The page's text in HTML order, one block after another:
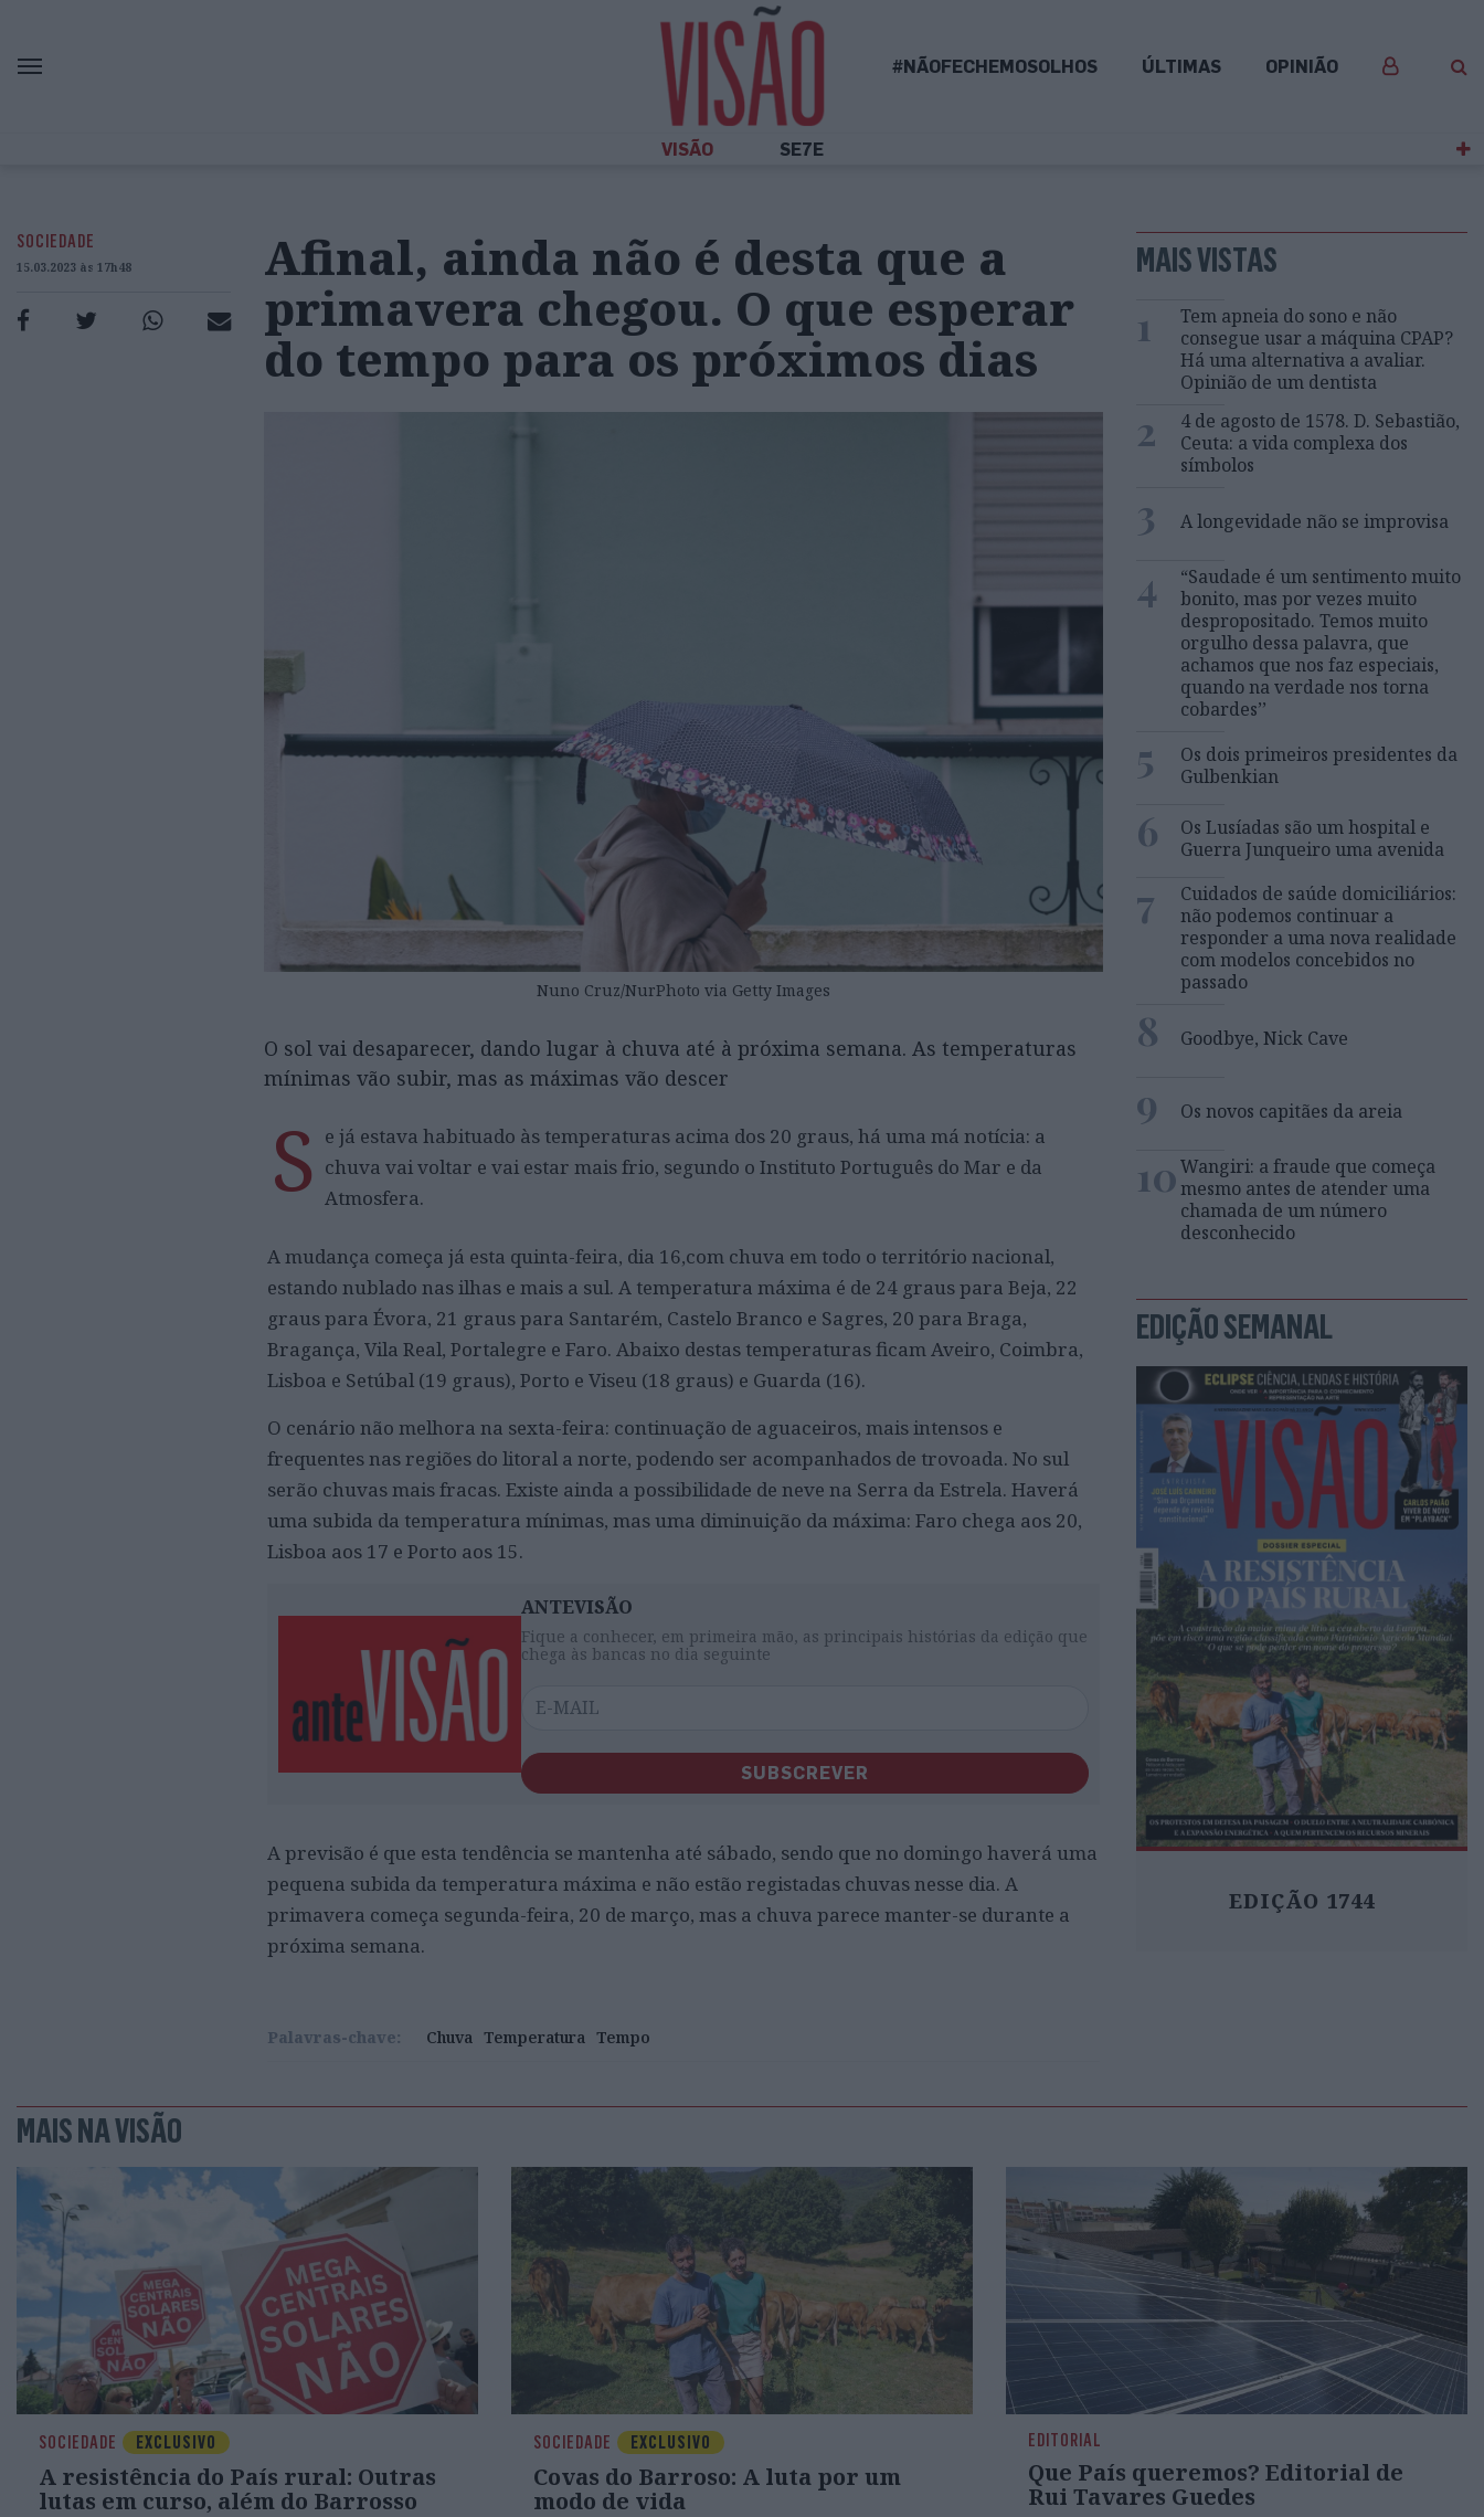
#NÃOFECHEMOSOLHOS ÚLTIMAS OPINIÃO
VISÃO SE7E
SOCIEDADE
15.03.2023 às 17h48
Afinal, ainda não é desta que a
primavera chegou. O que esperar
do tempo para os próximos dias
Nuno Cruz/NurPhoto via Getty Images
O sol vai desaparecer, dando lugar à chuva até à próxima semana. As temperaturas
mínimas vão subir, mas as máximas vão descer
S e já estava habituado às temperaturas acima dos 20 graus, há uma má notícia: a
chuva vai voltar e vai estar mais frio, segundo o Instituto Português do Mar e da
Atmosfera.
A mudança começa já esta quinta-feira, dia 16,com chuva em todo o território nacional,
estando nublado nas ilhas e mais a sul. A temperatura máxima é de 24 graus para Beja, 22
graus para Évora, 21 graus para Santarém, Castelo Branco e Sagres, 20 para Braga,
Bragança, Vila Real, Portalegre e Faro. Abaixo destas temperaturas ficam Aveiro, Coimbra,
Lisboa e Setúbal (19 graus), Porto e Viseu (18 graus) e Guarda (16).
O cenário não melhora na sexta-feira: continuação de aguaceiros, mais intensos e
frequentes nas regiões do litoral a norte, podendo ser acompanhados de trovoada. No sul
serão chuvas mais fracas. Existe ainda a possibilidade de neve na Serra da Estrela. Haverá
uma subida da temperatura mínimas, mas uma diminuição da máxima: Faro chega aos 20,
Lisboa aos 17 e Porto aos 15.
ANTEVISÃO
Fique a conhecer, em primeira mão, as principais histórias da edição que
chega às bancas no dia seguinte
SUBSCREVER
A previsão é que esta tendência se mantenha até sábado, sendo que no domingo haverá uma
pequena subida da temperatura máxima e não estão registadas chuvas nesse dia. A
primavera começa segunda-feira, 20 de março, mas a chuva parece manter-se durante a
próxima semana.
Palavras-chave: Chuva Temperatura Tempo
MAIS VISTAS
1
Tem apneia do sono e não
consegue usar a máquina CPAP?
Há uma alternativa a avaliar.
Opinião de um dentista
2
4 de agosto de 1578. D. Sebastião,
Ceuta: a vida complexa dos
símbolos
3 A longevidade não se improvisa
4
“Saudade é um sentimento muito
bonito, mas por vezes muito
despropositado. Temos muito
orgulho dessa palavra, que
achamos que nos faz especiais,
quando na verdade nos torna
cobardes’’
5
Os dois primeiros presidentes da
Gulbenkian
6
Os Lusíadas são um hospital e
Guerra Junqueiro uma avenida
7
Cuidados de saúde domiciliários:
não podemos continuar a
responder a uma nova realidade
com modelos concebidos no
passado
8 Goodbye, Nick Cave
9 Os novos capitães da areia
10Wangiri: a fraude que começa
mesmo antes de atender uma
chamada de um número
desconhecido
EDIÇÃO SEMANAL
EDIÇÃO 1744
MAIS NA VISÃO
SOCIEDADE EXCLUSIVO
A resistência do País rural: Outras
lutas em curso, além do Barrosso
SOCIEDADE EXCLUSIVO
Covas do Barroso: A luta por um
modo de vida
EDITORIAL
Que País queremos? Editorial de
Rui Tavares Guedes